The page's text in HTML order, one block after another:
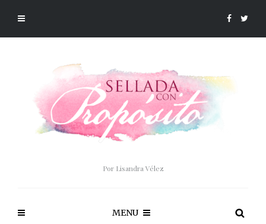
Por Lisandra Vélez
MENU